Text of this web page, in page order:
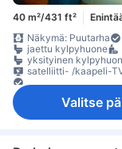
40 m²/431 ft²
Näkymä: Puutarha
jaettu kylpyhuone
yksityinen
satelliitti- /kaapeli-
vuodevaatteet
Valitse